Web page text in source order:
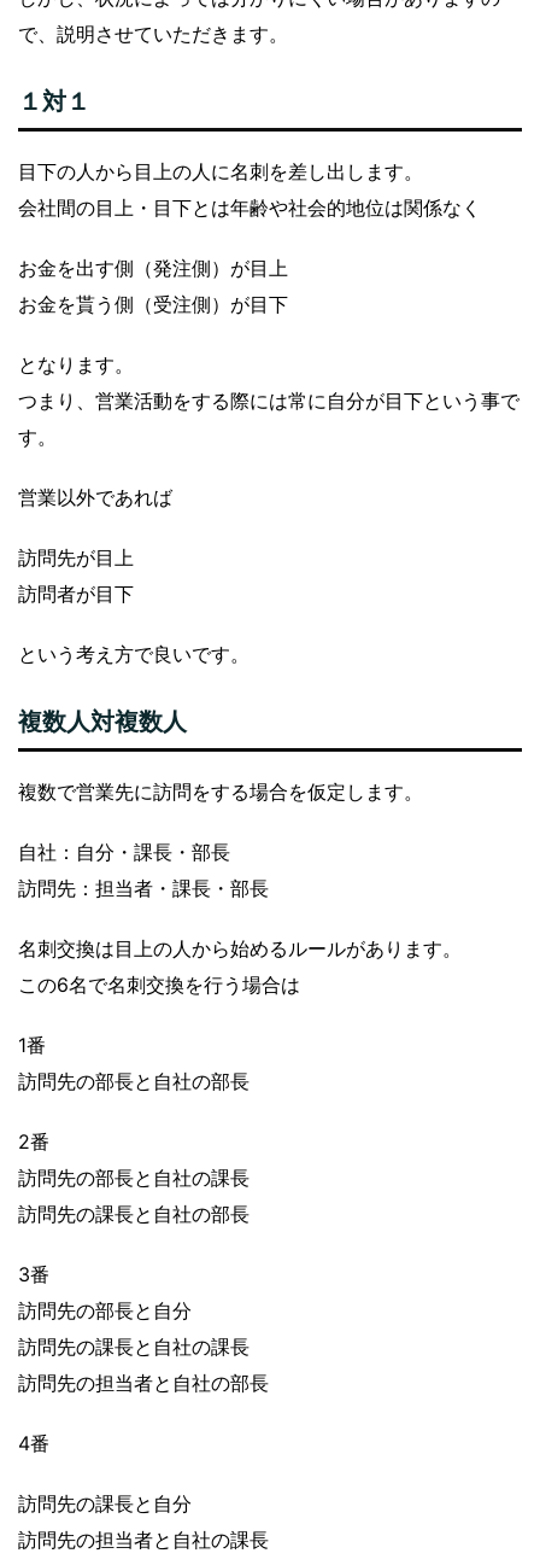
で、説明させていただきます。
１対１
目下の人から目上の人に名刺を差し出します。
会社間の目上・目下とは年齢や社会的地位は関係なく
お金を出す側（発注側）が目上
お金を貰う側（受注側）が目下
となります。
つまり、営業活動をする際には常に自分が目下という事で
す。
営業以外であれば
訪問先が目上
訪問者が目下
という考え方で良いです。
複数人対複数人
複数で営業先に訪問をする場合を仮定します。
自社：自分・課長・部長
訪問先：担当者・課長・部長
名刺交換は目上の人から始めるルールがあります。
この6名で名刺交換を行う場合は
1番
訪問先の部長と自社の部長
2番
訪問先の部長と自社の課長
訪問先の課長と自社の部長
3番
訪問先の部長と自分
訪問先の課長と自社の課長
訪問先の担当者と自社の部長
4番
訪問先の課長と自分
訪問先の担当者と自社の課長